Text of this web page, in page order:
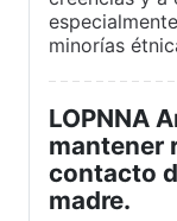
minorías
LOPNNA
mantener
contacto
madre.